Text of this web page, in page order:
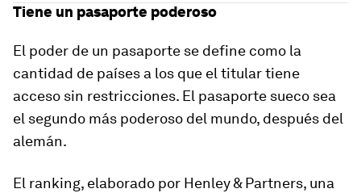
Tiene un pasaporte poderoso
El poder de un pasaporte se define como la
cantidad de países a los que el titular tiene
acceso sin restricciones. El pasaporte sueco sea
el segundo más poderoso del mundo, después del
alemán.
El ranking, elaborado por Henley & Partners, una